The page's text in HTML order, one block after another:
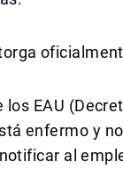
EAU
enfermo y
al